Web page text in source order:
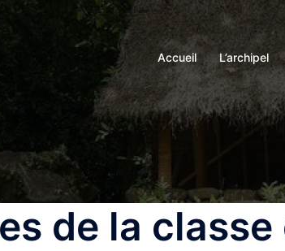
Accueil L’archipel
de la